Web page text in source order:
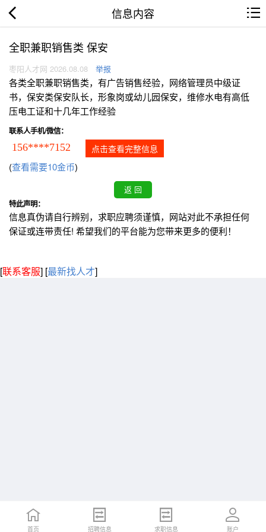
信息内容
全职兼职销售类 保安
枣阳人才网 2026.08.08 举报
各类全职兼职销售类，有广告销售经验，网络管理员中级证
书，保安类保安队长，形象岗或幼儿园保安，维修水电有高低
压电工证和十几年工作经验
联系人手机/微信：
156****7152 点击查看完整信息
(查看需要10金币)
特此声明：
信息真伪请自行辨别，求职应聘须谨慎，网站对此不承担任何
保证或连带责任! 希望我们的平台能为您带来更多的便利！
[联系客服] [最新找人才]
首页 招聘信息 求职信息 账户